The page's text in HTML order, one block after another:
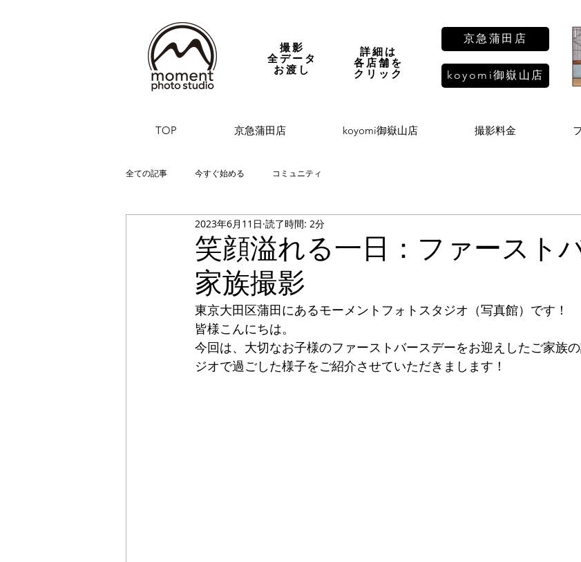
撮影
全データ
お渡し
詳細は
各店舗を
​クリック
京急蒲田店
koyomi御嶽山店
TOP 京急蒲田店 koyomi御嶽山店 撮影料金
全ての記事 今すぐ始める コミュニティ
笑顔溢れる一日：ファースト
家族撮影
2023年6月11日 読了時間: 2分
東京大田区蒲田にあるモーメントフォトスタジオ（写真館）です！
皆様こんにちは。
今回は、大切なお子様のファーストバースデーをお迎えしたご家族
ジオで過ごした様子をご紹介させていただきまします！